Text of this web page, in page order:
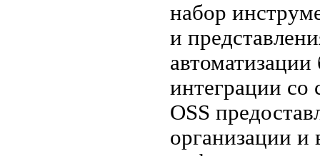
набор
и
автоматизации
интеграции
OSS
организации и